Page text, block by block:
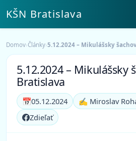
KŠN Bratislava
Domov›Články›5.12.2024 – Mikulášsky
5.12.2024 – Mikulášsky
Bratislava
📅05.12.2024 ✍️ Miroslav
Zdieľať